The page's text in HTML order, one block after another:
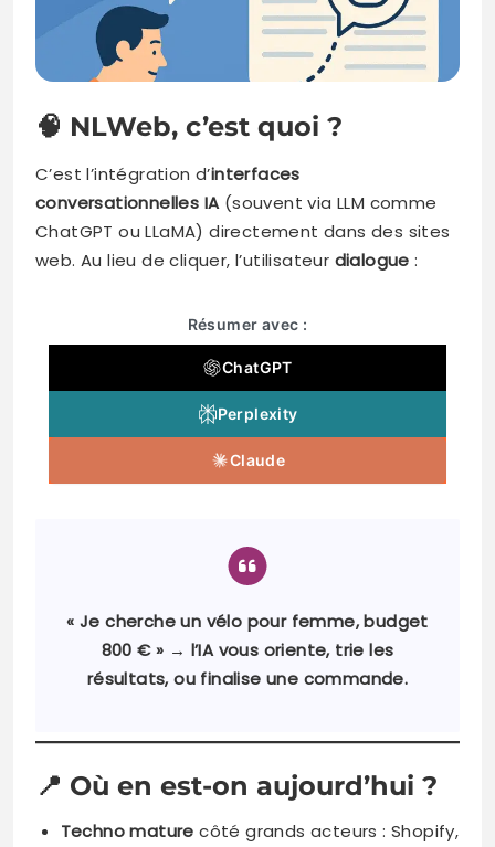
🧠 NLWeb, c’est quoi ?
C’est l’intégration d’interfaces
conversationnelles IA(souvent via LLM comme
ChatGPT ou LLaMA) directement dans des sites
web. Au lieu de cliquer, l’utilisateur dialogue :
Résumer avec :
ChatGPT
Perplexity
Claude
« Je cherche un vélo pour femme, budget
800 € » → l’IA vous oriente, trie les
résultats, ou finalise une commande.
📍 Où en est-on aujourd’hui ?
Techno mature côté grands acteurs : Shopify,